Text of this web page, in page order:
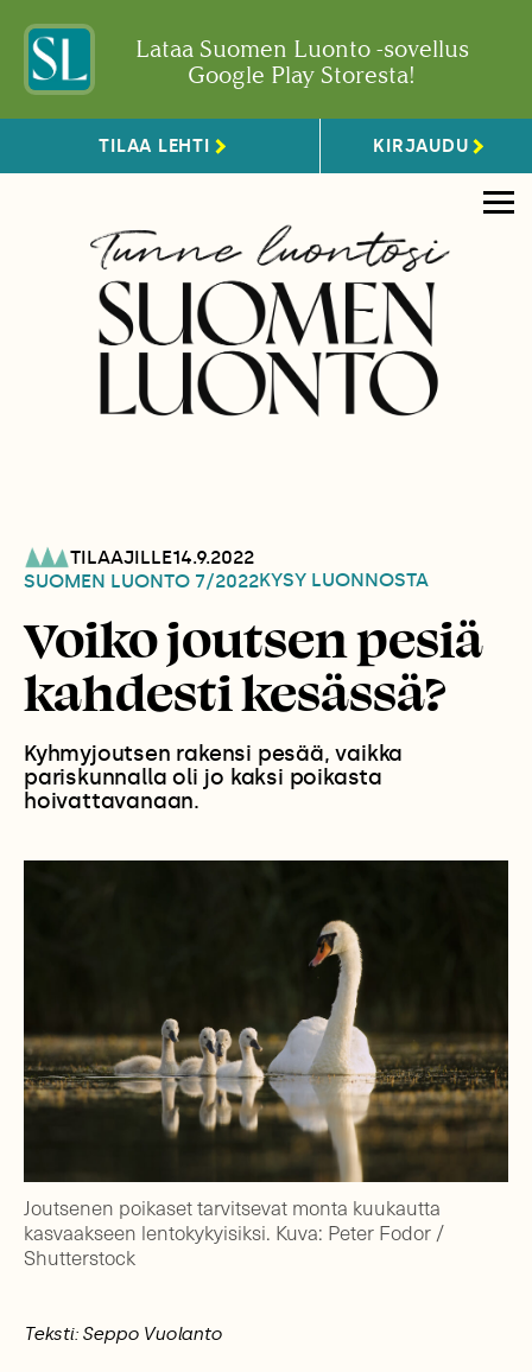
Lataa Suomen Luonto -sovellus
Google Play Storesta!
TILAA LEHTI KIRJAUDU
TILAAJILLE14.9.2022
SUOMEN LUONTO 7/2022KYSY LUONNOSTA
Voiko joutsen pesiä
kahdesti kesässä?
Kyhmyjoutsen rakensi pesää, vaikka
pariskunnalla oli jo kaksi poikasta
hoivattavanaan.
Joutsenen poikaset tarvitsevat monta kuukautta
kasvaakseen lentokykyisiksi. Kuva: Peter Fodor /
Shutterstock
Teksti: Seppo Vuolanto